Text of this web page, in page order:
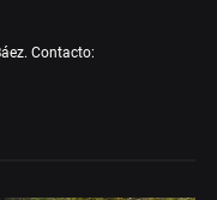
Contacto: